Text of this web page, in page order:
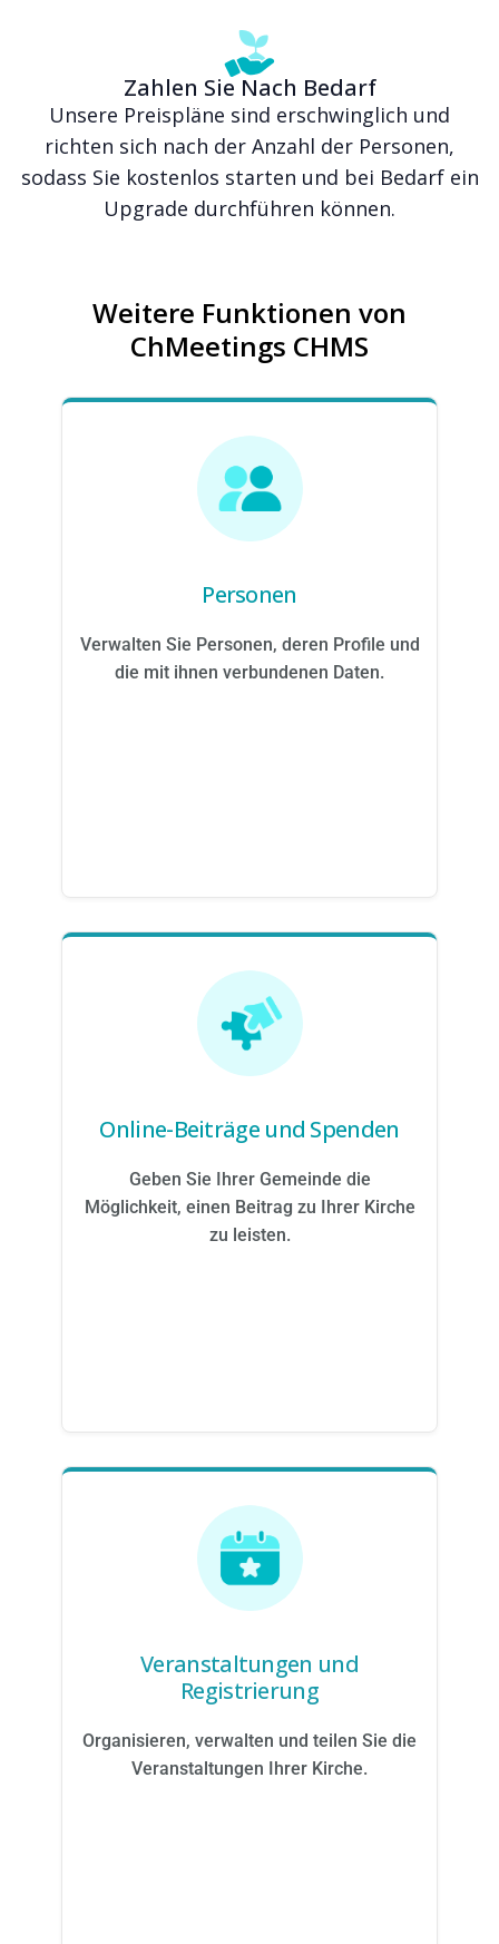
Zahlen Sie Nach Bedarf
Unsere Preispläne sind erschwinglich und
richten sich nach der Anzahl der Personen,
sodass Sie kostenlos starten und bei Bedarf ein
Upgrade durchführen können.
Weitere Funktionen von
ChMeetings CHMS
Personen
Verwalten Sie Personen, deren Profile und
die mit ihnen verbundenen Daten.
Online-Beiträge und Spenden
Geben Sie Ihrer Gemeinde die
Möglichkeit, einen Beitrag zu Ihrer Kirche
zu leisten.
Veranstaltungen und
Registrierung
Organisieren, verwalten und teilen Sie die
Veranstaltungen Ihrer Kirche.